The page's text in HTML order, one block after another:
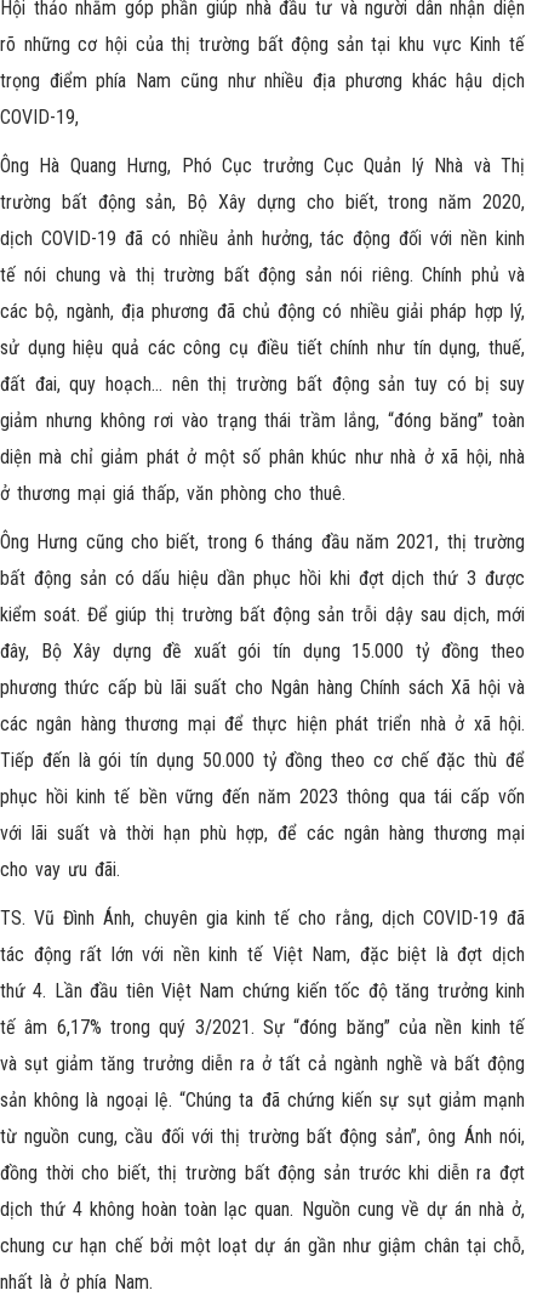
Hội thảo nhằm góp phần giúp nhà đầu tư và người dân nhận diện
rõ những cơ hội của thị trường bất động sản tại khu vực Kinh tế
trọng điểm phía Nam cũng như nhiều địa phương khác hậu dịch
COVID-19,
Ông Hà Quang Hưng, Phó Cục trưởng Cục Quản lý Nhà và Thị
trường bất động sản, Bộ Xây dựng cho biết, trong năm 2020,
dịch COVID-19 đã có nhiều ảnh hưởng, tác động đối với nền kinh
tế nói chung và thị trường bất động sản nói riêng. Chính phủ và
các bộ, ngành, địa phương đã chủ động có nhiều giải pháp hợp lý,
sử dụng hiệu quả các công cụ điều tiết chính như tín dụng, thuế,
đất đai, quy hoạch… nên thị trường bất động sản tuy có bị suy
giảm nhưng không rơi vào trạng thái trầm lắng, “đóng băng” toàn
diện mà chỉ giảm phát ở một số phân khúc như nhà ở xã hội, nhà
ở thương mại giá thấp, văn phòng cho thuê.
Ông Hưng cũng cho biết, trong 6 tháng đầu năm 2021, thị trường
bất động sản có dấu hiệu dần phục hồi khi đợt dịch thứ 3 được
kiểm soát. Để giúp thị trường bất động sản trỗi dậy sau dịch, mới
đây, Bộ Xây dựng đề xuất gói tín dụng 15.000 tỷ đồng theo
phương thức cấp bù lãi suất cho Ngân hàng Chính sách Xã hội và
các ngân hàng thương mại để thực hiện phát triển nhà ở xã hội.
Tiếp đến là gói tín dụng 50.000 tỷ đồng theo cơ chế đặc thù để
phục hồi kinh tế bền vững đến năm 2023 thông qua tái cấp vốn
với lãi suất và thời hạn phù hợp, để các ngân hàng thương mại
cho vay ưu đãi.
TS. Vũ Đình Ánh, chuyên gia kinh tế cho rằng, dịch COVID-19 đã
tác động rất lớn với nền kinh tế Việt Nam, đặc biệt là đợt dịch
thứ 4. Lần đầu tiên Việt Nam chứng kiến tốc độ tăng trưởng kinh
tế âm 6,17% trong quý 3/2021. Sự “đóng băng” của nền kinh tế
và sụt giảm tăng trưởng diễn ra ở tất cả ngành nghề và bất động
sản không là ngoại lệ. “Chúng ta đã chứng kiến sự sụt giảm mạnh
từ nguồn cung, cầu đối với thị trường bất động sản”, ông Ánh nói,
đồng thời cho biết, thị trường bất động sản trước khi diễn ra đợt
dịch thứ 4 không hoàn toàn lạc quan. Nguồn cung về dự án nhà ở,
chung cư hạn chế bởi một loạt dự án gần như giậm chân tại chỗ,
nhất là ở phía Nam.